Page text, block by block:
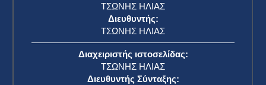
ΤΣΩΝΗΣ ΗΛΙΑΣ
Διευθυντής:
ΤΣΩΝΗΣ ΗΛΙΑΣ
Διαχειριστής ιστοσελίδας:
ΤΣΩΝΗΣ ΗΛΙΑΣ
Διευθυντής Σύνταξης: